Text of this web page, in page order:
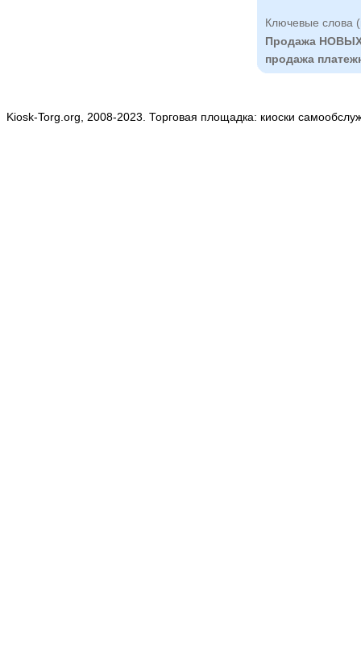
Ключевые слова
Продажа НОВЫХ
продажа
Kiosk-Torg.org, 2008-2023. Торговая площадка: киоски